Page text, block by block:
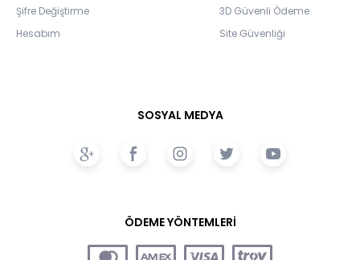
Şifre Değiştirme
Hesabım
3D Güvenli Ödeme
Site Güvenliği
SOSYAL MEDYA
ÖDEME YÖNTEMLERİ